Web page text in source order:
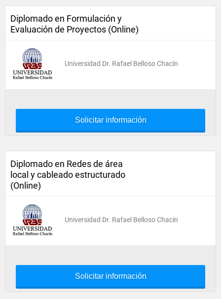
Diplomado en Formulación y
Evaluación de Proyectos (Online)
Universidad Dr. Rafael Belloso Chacín
Solicitar información
Diplomado en Redes de área
local y cableado estructurado
(Online)
Universidad Dr. Rafael Belloso Chacín
Solicitar información